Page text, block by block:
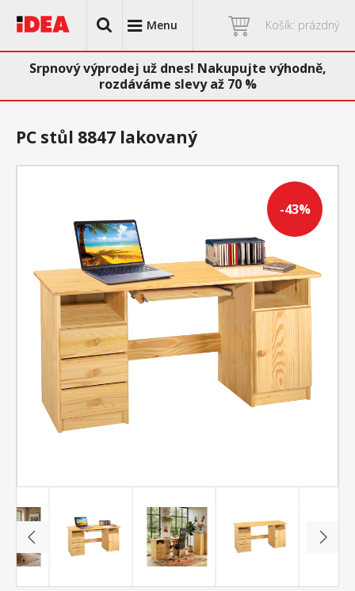
Menu Košík: prázdný
Srpnový výprodej už dnes! Nakupujte výhodně,
rozdáváme slevy až 70 %
-43%
PC stůl 8847 lakovaný